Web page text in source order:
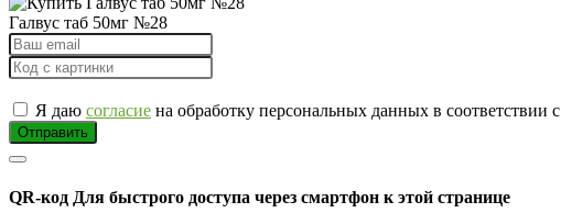
Галвус таб 50мг №28
Я даю согласие на обработку персональных данных в соответствии с
Отправить
QR-код Для быстрого доступа через смартфон к этой странице